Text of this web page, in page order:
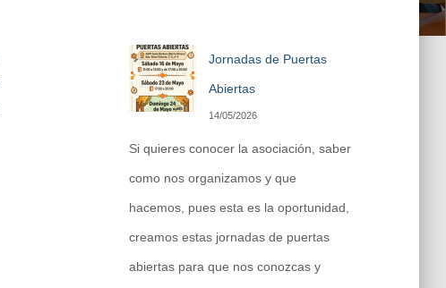
Jornadas de Puertas
Abiertas
14/05/2026
Si quieres conocer la asociación, saber
como nos organizamos y que
hacemos, pues esta es la oportunidad,
creamos estas jornadas de puertas
abiertas para que nos conozcas y